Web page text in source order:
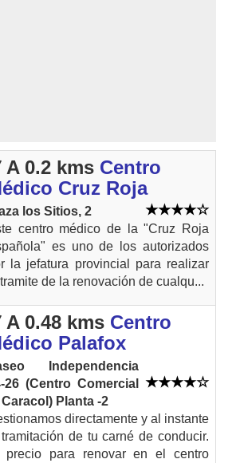
A 0.2 kms Centro
Cruz Roja
los Sitios, 2
centro médico de la "Cruz Roja
es uno de los autorizados
la jefatura provincial para realizar
de la renovación de cualqu...
A 0.48 kms Centro
Palafox
Independencia
26 (Centro Comercial
Caracol) Planta -2
directamente y al instante
tramitación de tu carné de conducir.
precio para renovar en el centro